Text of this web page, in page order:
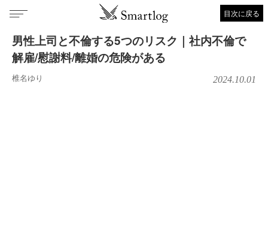
目次に戻る
男性上司と不倫する5つのリスク｜社内不倫で
解雇/慰謝料/離婚の危険がある
椎名ゆり 2024.10.01